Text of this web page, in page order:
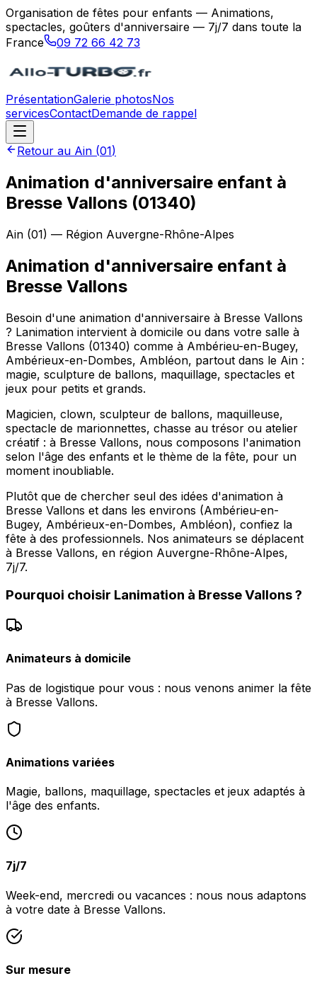
Organisation de fêtes pour enfants — Animations,
spectacles, goûters d'anniversaire — 7j/7 dans toute la
France
09 72 66 42 73
PrésentationGalerie photosNos
servicesContactDemande de rappel
Retour au Ain (01)
Animation d'anniversaire enfant à
Bresse Vallons (01340)
Ain (01) — Région Auvergne-Rhône-Alpes
Animation d'anniversaire enfant à
Bresse Vallons
Besoin d'une animation d'anniversaire à Bresse Vallons
? Lanimation intervient à domicile ou dans votre salle à
Bresse Vallons (01340) comme à Ambérieu-en-Bugey,
Ambérieux-en-Dombes, Ambléon, partout dans le Ain :
magie, sculpture de ballons, maquillage, spectacles et
jeux pour petits et grands.
Magicien, clown, sculpteur de ballons, maquilleuse,
spectacle de marionnettes, chasse au trésor ou atelier
créatif : à Bresse Vallons, nous composons l'animation
selon l'âge des enfants et le thème de la fête, pour un
moment inoubliable.
Plutôt que de chercher seul des idées d'animation à
Bresse Vallons et dans les environs (Ambérieu-en-
Bugey, Ambérieux-en-Dombes, Ambléon), confiez la
fête à des professionnels. Nos animateurs se déplacent
à Bresse Vallons, en région Auvergne-Rhône-Alpes,
7j/7.
Pourquoi choisir Lanimation à Bresse Vallons?
Animateurs à domicile
Pas de logistique pour vous : nous venons animer la fête
à Bresse Vallons.
Animations variées
Magie, ballons, maquillage, spectacles et jeux adaptés à
l'âge des enfants.
7j/7
Week-end, mercredi ou vacances : nous nous adaptons
à votre date à Bresse Vallons.
Sur mesure